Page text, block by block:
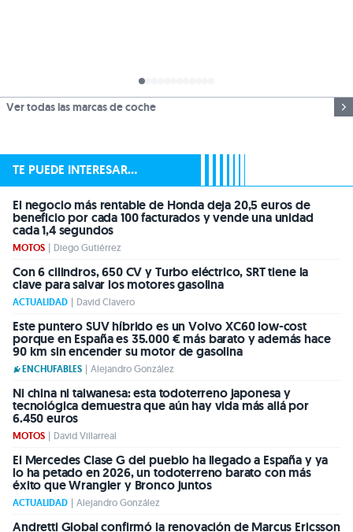
Ver todas las marcas de coche
TE PUEDE INTERESAR...
El negocio más rentable de Honda deja 20,5 euros de
beneficio por cada 100 facturados y vende una unidad
cada 1,4 segundos
MOTOS | Diego Gutiérrez
Con 6 cilindros, 650 CV y Turbo eléctrico, SRT tiene la
clave para salvar los motores gasolina
ACTUALIDAD | David Clavero
Este puntero SUV híbrido es un Volvo XC60 low-cost
porque en España es 35.000 € más barato y además hace
90 km sin encender su motor de gasolina
ENCHUFABLES | Alejandro González
Ni china ni taiwanesa: esta todoterreno japonesa y
tecnológica demuestra que aún hay vida más allá por
6.450 euros
MOTOS | David Villarreal
El Mercedes Clase G del pueblo ha llegado a España y ya
lo ha petado en 2026, un todoterreno barato con más
éxito que Wrangler y Bronco juntos
ACTUALIDAD | Alejandro González
Andretti Global confirmó la renovación de Marcus Ericsson